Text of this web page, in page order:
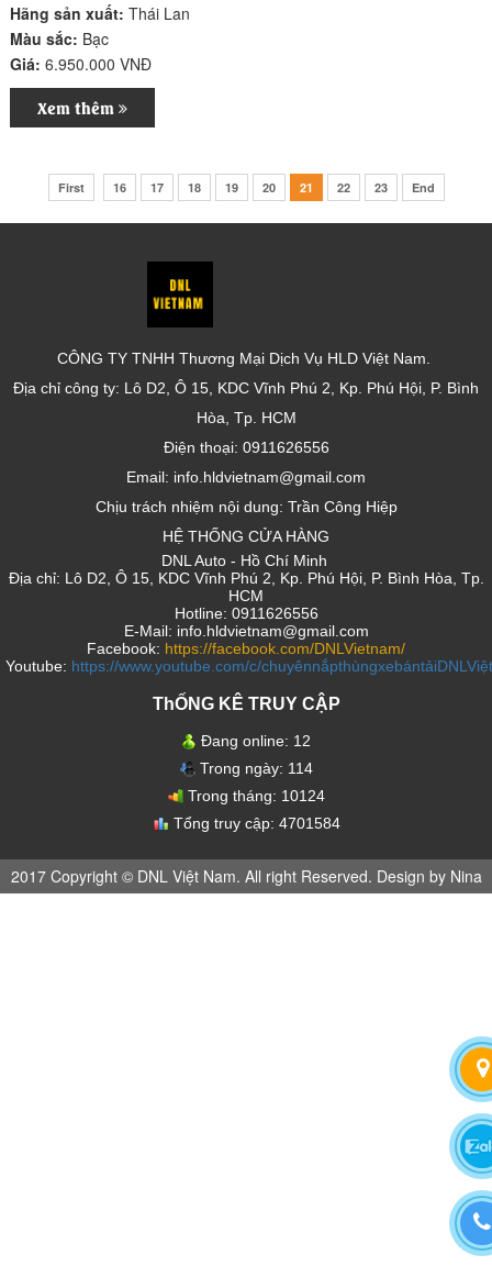
Hãng sản xuất:Thái Lan
Màu sắc: Bạc
Giá:6.950.000 VNĐ
Xem thêm
First 16 17 18 19 20 21 22 23 End
CÔNG TY TNHH Thương Mại Dịch Vụ HLD Việt Nam.
Địa chỉ công ty: Lô D2, Ô 15, KDC Vĩnh Phú 2, Kp. Phú Hội, P. Bình
Hòa, Tp. HCM
Điện thoại: 0911626556
Email: info.hldvietnam@gmail.com
Chịu trách nhiệm nội dung: Trần Công Hiệp
HỆ THỐNG CỬA HÀNG
DNL Auto - Hồ Chí Minh
Địa chỉ: Lô D2, Ô 15, KDC Vĩnh Phú 2, Kp. Phú Hội, P. Bình Hòa, Tp.
HCM
Hotline: 0911626556
E-Mail: info.hldvietnam@gmail.com
Facebook: https://facebook.com/DNLVietnam/
Youtube: https://www.youtube.com/c/
ThỐNG KÊ TRUY CẬP
Đang online: 12
Trong ngày: 114
Trong tháng: 10124
Tổng truy cập: 4701584
2017 Copyright © DNL Việt Nam. All right Reserved. Design by Nina